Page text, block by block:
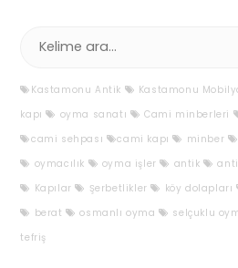
Kastamonu Antik Kastamonu
kapı
oyma sanatı Cami minberleri
cami sehpası
cami kapı minber
oymacılık
oyma işler antik
Kapılar
Şerbetlikler köy dolapları
berat
osmanlı oyma selçuklu
tefriş